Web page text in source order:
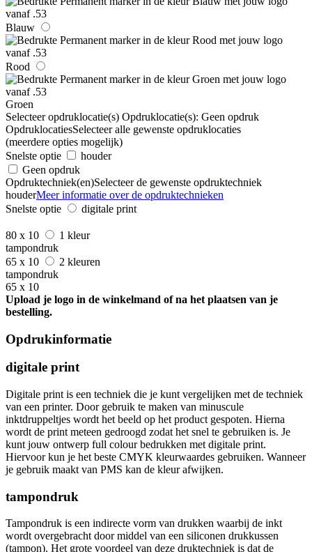
Blauw
Rood
Groen
Selecteer opdruklocatie(s) Opdruklocatie(s): Geen opdruk
OpdruklocatiesSelecteer alle gewenste opdruklocaties
(meerdere opties mogelijk)
Snelste optie
houder
Geen opdruk
Opdruktechniek(en)Selecteer de gewenste opdruktechniek
houderMeer informatie over de opdruktechnieken
Snelste optie
digitale print
80 x 10
1 kleur
tampondruk
65 x 10
2 kleuren
tampondruk
65 x 10
Upload je logo in de winkelmand of na het plaatsen van je
bestelling.
Opdrukinformatie
digitale print
Digitale print is een techniek die je kunt vergelijken met de techniek
van een printer. Door gebruik te maken van minuscule
inktdruppeltjes wordt het beeld op het product gespoten. Hierna
wordt de print meteen gedroogd zodat het snel te gebruiken is. Je
kunt jouw ontwerp full colour bedrukken met digitale print.
Hiervoor kun je het beste CMYK kleurwaardes gebruiken. Wanneer
je gebruik maakt van PMS kan de kleur afwijken.
tampondruk
Tampondruk is een indirecte vorm van drukken waarbij de inkt
wordt overgebracht door middel van een siliconen drukkussen
(tampon). Het grote voordeel van deze druktechniek is dat de